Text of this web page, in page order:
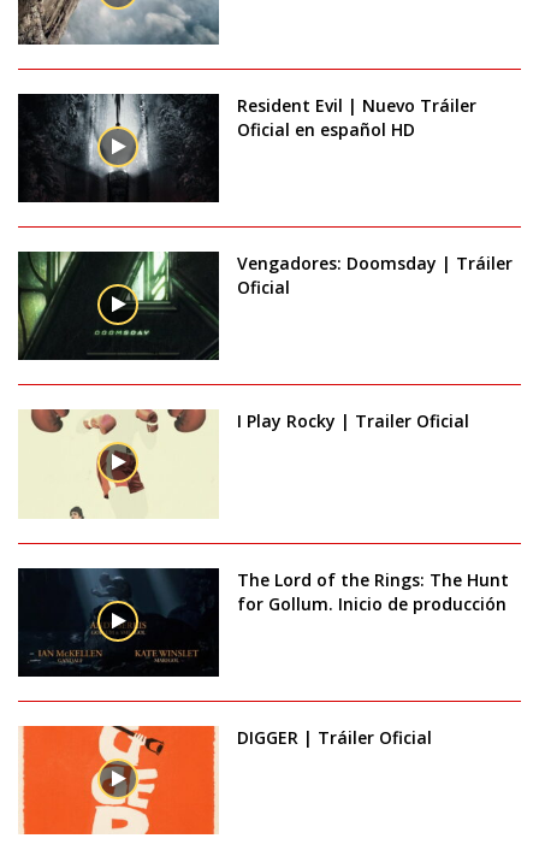
Resident Evil | Nuevo Tráiler
Oficial en español HD
Vengadores: Doomsday | Tráiler
Oficial
I Play Rocky | Trailer Oficial
The Lord of the Rings: The Hunt
for Gollum. Inicio de producción
DIGGER | Tráiler Oficial